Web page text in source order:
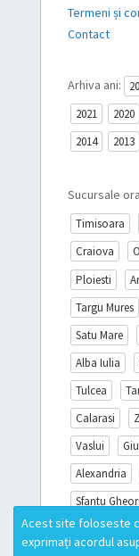
Termeni și
Contact
Arhiva ani:
2021
2020
2014
2013
Sucursale
Timisoara
Craiova
Ploiesti
Targu Mures
Satu Mare
Alba Iulia
Tulcea
Calarasi
Vaslui
Alexandria
Sfantu
Sighisoara
Acest site foloseste
exprimați acordul